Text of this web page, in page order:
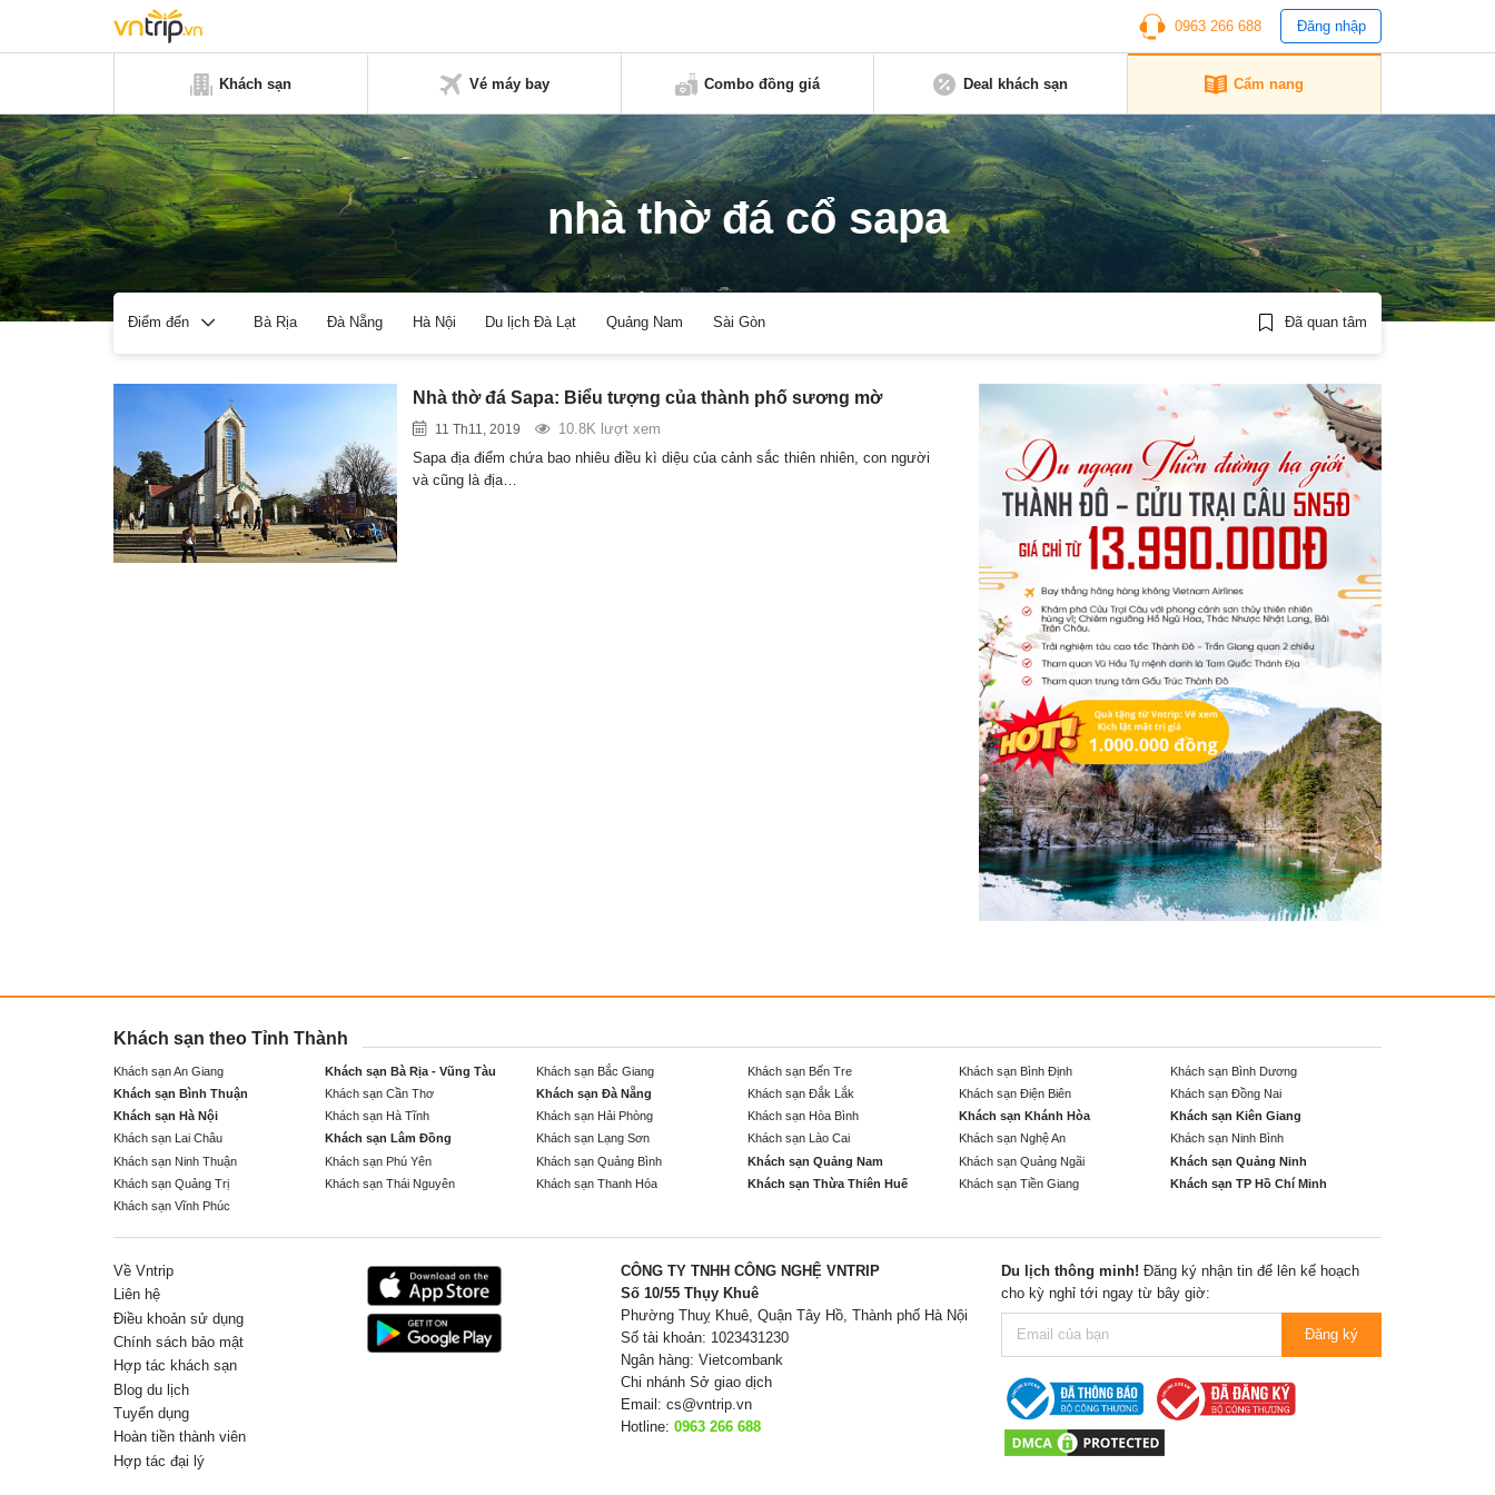
0963 266 688 Đăng nhập
Khách sạn Vé máy bay Combo đồng giá Deal khách sạn Cẩm nang
nhà thờ đá cổ sapa
Điểm đến Bà Rịa Đà Nẵng Hà Nội Du lịch Đà Lạt Quảng Nam Sài Gòn Đã quan tâm
Nhà thờ đá Sapa: Biểu tượng của thành phố sương mờ
11 Th11, 2019
10.8K lượt xem
Sapa địa điểm chứa bao nhiêu điều kì diệu của cảnh sắc thiên nhiên, con người
và cũng là địa…
Khách sạn theo Tỉnh Thành
Khách sạn An Giang Khách sạn Bà Rịa - Vũng Tàu Khách sạn Bắc Giang Khách sạn Bến Tre Khách sạn Bình Định
Khách sạn Bình Dương
Khách sạn Bình Thuận
Khách sạn Cần Thơ Khách sạn Đà Nẵng Khách sạn Đắk Lắk Khách sạn Điện Biên
Khách sạn Đồng Nai
Khách sạn Hà Nội
Khách sạn Hà Tĩnh Khách sạn Hải Phòng Khách sạn Hòa Bình Khách sạn Khánh Hòa
Khách sạn Kiên Giang
Khách sạn Lai Châu
Khách sạn Lâm Đồng Khách sạn Lạng Sơn Khách sạn Lào Cai Khách sạn Nghệ An
Khách sạn Ninh Bình
Khách sạn Ninh Thuận
Khách sạn Phú Yên Khách sạn Quảng Bình Khách sạn Quảng Nam Khách sạn Quảng Ngãi
Khách sạn Quảng Ninh
Khách sạn Quảng Trị
Khách sạn Thái Nguyên Khách sạn Thanh Hóa Khách sạn Thừa Thiên Huế Khách sạn Tiền Giang
Khách sạn TP Hồ Chí Minh
Khách sạn Vĩnh Phúc
Về Vntrip
Liên hệ
Điều khoản sử dụng
Chính sách bảo mật
Hợp tác khách sạn
Blog du lịch
Tuyển dụng
Hoàn tiền thành viên
Hợp tác đại lý
CÔNG TY TNHH CÔNG NGHỆ VNTRIP
Số 10/55 Thụy Khuê
Phường Thuỵ Khuê, Quận Tây Hồ, Thành phố Hà Nội
Số tài khoản: 1023431230
Ngân hàng: Vietcombank
Chi nhánh Sở giao dịch
Email: cs@vntrip.vn
Hotline: 0963 266 688
Du lịch thông minh! Đăng ký nhận tin để lên kế hoạch
cho kỳ nghỉ tới ngay từ bây giờ:
Đăng ký